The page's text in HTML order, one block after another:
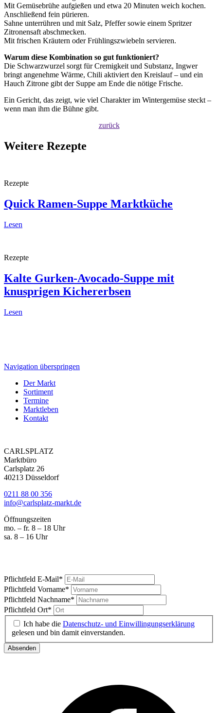
Mit Gemüsebrühe aufgießen und etwa 20 Minuten weich kochen.
Anschließend fein pürieren.
Sahne unterrühren und mit Salz, Pfeffer sowie einem Spritzer
Zitronensaft abschmecken.
Mit frischen Kräutern oder Frühlingszwiebeln servieren.
Warum diese Kombination so gut funktioniert?
Die Schwarzwurzel sorgt für Cremigkeit und Substanz, Ingwer
bringt angenehme Wärme, Chili aktiviert den Kreislauf – und ein
Hauch Zitrone gibt der Suppe am Ende die nötige Frische.
Ein Gericht, das zeigt, wie viel Charakter im Wintergemüse steckt –
wenn man ihm die Bühne gibt.
zurück
Weitere Rezepte
Rezepte
Quick Ramen-Suppe Marktküche
Lesen
Rezepte
Kalte Gurken-Avocado-Suppe mit
knusprigen Kichererbsen
Lesen
Navigation überspringen
Der Markt
Sortiment
Termine
Marktleben
Kontakt
CARLSPLATZ
Marktbüro
Carlsplatz 26
40213 Düsseldorf
0211 88 00 356
info@carlsplatz-markt.de
Öffnungszeiten
mo. – fr. 8 – 18 Uhr
sa. 8 – 16 Uhr
Pflichtfeld E-Mail*
Pflichtfeld Vorname*
Pflichtfeld Nachname*
Pflichtfeld Ort*
Ich habe die Datenschutz- und Einwillingungserklärung
gelesen und bin damit einverstanden.
Absenden